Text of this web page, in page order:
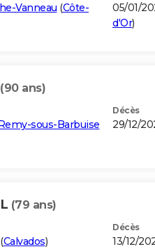
Vanneau (Côte-
05/01/
d'Or)
(90 ans)
sous-Barbuise
Décès
29/12/
(79 ans)
(Calvados)
Décès
13/12/